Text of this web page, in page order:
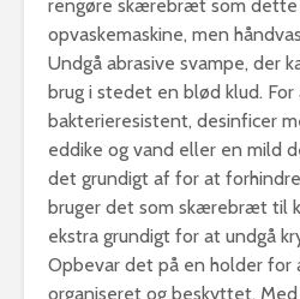
rengøre skærebræt som
opvaskemaskine, men
Undgå abrasive svampe, der
brug i stedet en blød klud.
bakterieresistent, desinficer
eddike og vand eller en mild
det grundigt af for at
bruger det som skærebræt til
ekstra grundigt for at undgå
Opbevar det på en holder for
organiseret og beskyttet.